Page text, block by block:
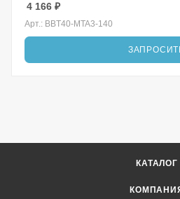
4 166 ₽
Арт.: BBT40-MTA3-140
КАТАЛОГ